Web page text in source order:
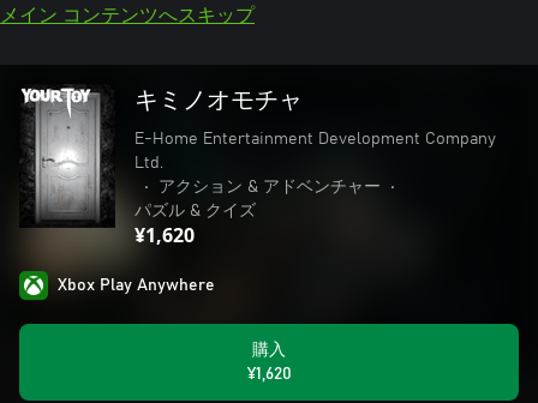
メイン コンテンツへスキップ
キミノオモチャ
E-Home Entertainment Development Company
Ltd.
•
アクション & アドベンチャー
•
パズル & クイズ
¥1,620
Xbox Play Anywhere
購入
¥1,620